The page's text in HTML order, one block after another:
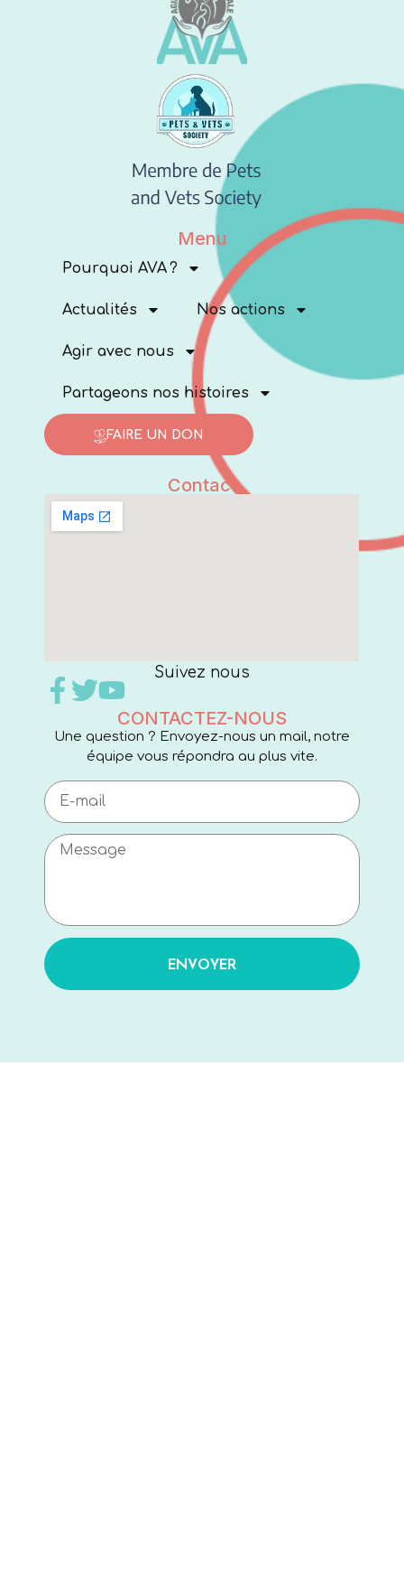
Menu
Pourquoi AVA ?
Actualités Nos actions
Agir avec nous
Partageons nos histoires
FAIRE UN DON
Contact
Suivez nous
CONTACTEZ-NOUS
Une question ? Envoyez-nous un mail, notre
équipe vous répondra au plus vite.
ENVOYER